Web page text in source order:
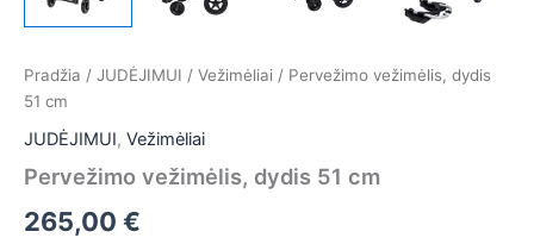
Pradžia / JUDĖJIMUI / Vežimėliai / Pervežimo vežimėlis, dydis
51 cm
JUDĖJIMUI, Vežimėliai
Pervežimo vežimėlis, dydis 51 cm
265,00 €